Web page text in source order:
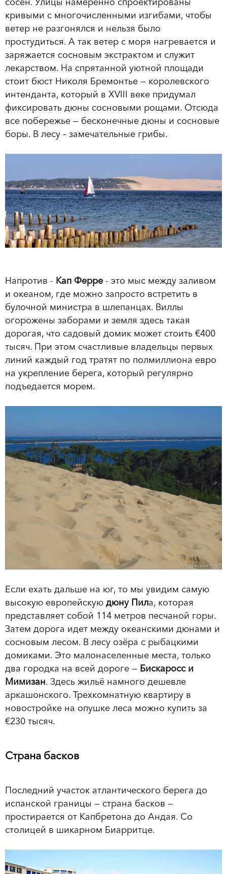
кривыми с многочисленными изгибами, чтобы
ветер не разгонялся и нельзя было
простудиться. А так ветер с моря нагревается и
заряжается сосновым экстрактом и служит
лекарством. На спрятанной уютной площади
стоит бюст Николя Бремонтье — королевского
интенданта, который в XVIII веке придумал
фиксировать дюны сосновыми рощами. Отсюда
все побережье — бесконечные дюны и сосновые
боры. В лесу – замечательные грибы.
Напротив - Кап Ферре - это мыс между заливом
и океаном, где можно запросто встретить в
булочной министра в шлепанцах. Виллы
огорожены заборами и земля здесь такая
дорогая, что садовый домик может стоить €400
тысяч. При этом счастливые владельцы первых
линий каждый год тратят по полмиллиона евро
на укрепление берега, который регулярно
подъедается морем.
Если ехать дальше на юг, то мы увидим самую
высокую европейскую дюну Пила, которая
представляет собой 114 метров песчаной горы.
Затем дорога идет между океанскими дюнами и
сосновым лесом. В лесу озёра с рыбацкими
домиками. Это малонаселенные места, только
два городка на всей дороге — Бискаросс и
Мимизан. Здесь жильё намного дешевле
аркашонского. Трехкомнатную квартиру в
новостройке на опушке леса можно купить за
€230 тысяч.
Страна басков
Последний участок атлантического берега до
испанской границы — страна басков —
простирается от Капбретона до Андая. Со
столицей в шикарном Биарритце.